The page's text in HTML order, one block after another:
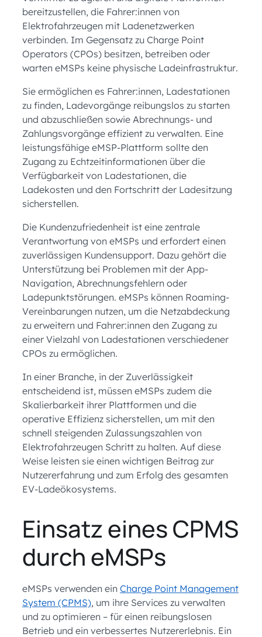
bereitzustellen, die Fahrer:innen von
Elektrofahrzeugen mit Ladenetzwerken
verbinden. Im Gegensatz zu Charge Point
Operators (CPOs) besitzen, betreiben oder
warten eMSPs keine physische Ladeinfrastruktur.
Sie ermöglichen es Fahrer:innen, Ladestationen
zu finden, Ladevorgänge reibungslos zu starten
und abzuschließen sowie Abrechnungs- und
Zahlungsvorgänge effizient zu verwalten. Eine
leistungsfähige eMSP-Plattform sollte den
Zugang zu Echtzeitinformationen über die
Verfügbarkeit von Ladestationen, die
Ladekosten und den Fortschritt der Ladesitzung
sicherstellen.
Die Kundenzufriedenheit ist eine zentrale
Verantwortung von eMSPs und erfordert einen
zuverlässigen Kundensupport. Dazu gehört die
Unterstützung bei Problemen mit der App-
Navigation, Abrechnungsfehlern oder
Ladepunktstörungen. eMSPs können Roaming-
Vereinbarungen nutzen, um die Netzabdeckung
zu erweitern und Fahrer:innen den Zugang zu
einer Vielzahl von Ladestationen verschiedener
CPOs zu ermöglichen.
In einer Branche, in der Zuverlässigkeit
entscheidend ist, müssen eMSPs zudem die
Skalierbarkeit ihrer Plattformen und die
operative Effizienz sicherstellen, um mit den
schnell steigenden Zulassungszahlen von
Elektrofahrzeugen Schritt zu halten. Auf diese
Weise leisten sie einen wichtigen Beitrag zur
Nutzererfahrung und zum Erfolg des gesamten
EV-Ladeökosystems.
Einsatz eines CPMS
durch eMSPs
eMSPs verwenden ein Charge Point Management
System (CPMS), um ihre Services zu verwalten
und zu optimieren – für einen reibungslosen
Betrieb und ein verbessertes Nutzererlebnis. Ein